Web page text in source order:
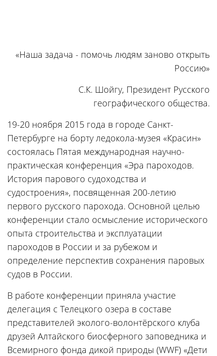
«Наша задача - помочь людям заново открыть
Россию»
С.К. Шойгу, Президент Русского
географического общества.
19-20 ноября 2015 года в городе Санкт-
Петербурге на борту ледокола-музея «Красин»
состоялась Пятая международная научно-
практическая конференция «Эра пароходов.
История парового судоходства и
судостроения», посвященная 200-летию
первого русского парохода. Основной целью
конференции стало осмысление исторического
опыта строительства и эксплуатации
пароходов в России и за рубежом и
определение перспектив сохранения паровых
судов в России.
В работе конференции приняла участие
делегация с Телецкого озера в составе
представителей эколого-волонтёрского клуба
друзей Алтайского биосферного заповедника и
Всемирного фонда дикой природы (WWF) «Дети